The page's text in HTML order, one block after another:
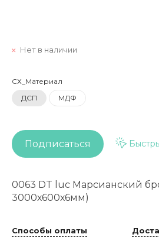
Нет в наличии
СХ_Материал
ДСП
МДФ
Подписаться
0063 DT luc Марсианский
3000х600х6мм)
Способы оплаты